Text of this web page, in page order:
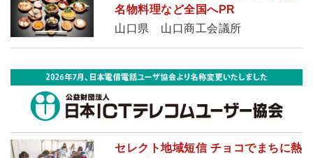
名物料理など全国へPR
山口県 山口商工会議所
セレクト地域短信 チョコでまちに熱